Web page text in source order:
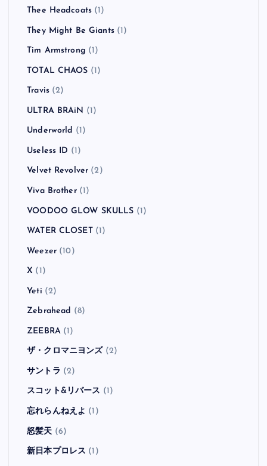
Thee Headcoats (1)
They Might Be Giants(1)
Tim Armstrong (1)
TOTAL CHAOS (1)
Travis(2)
ULTRA BRAiN (1)
Underworld (1)
Useless ID (1)
Velvet Revolver (2)
Viva Brother(1)
VOODOO GLOW SKULLS (1)
WATER CLOSET(1)
Weezer(10)
X (1)
Yeti (2)
Zebrahead (8)
ZEEBRA(1)
ザ・クロマニヨンズ (2)
サントラ (2)
スコット&リバース (1)
忘れらんねえよ (1)
怒髪天 (6)
新日本プロレス (1)